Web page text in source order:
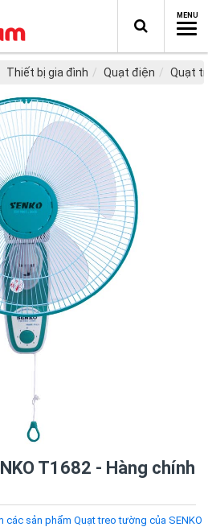
Thiết bị gia đình Quạt điện Quạt
T1682 - Hàng chính
các sản phẩm Quạt treo tường của SENKO